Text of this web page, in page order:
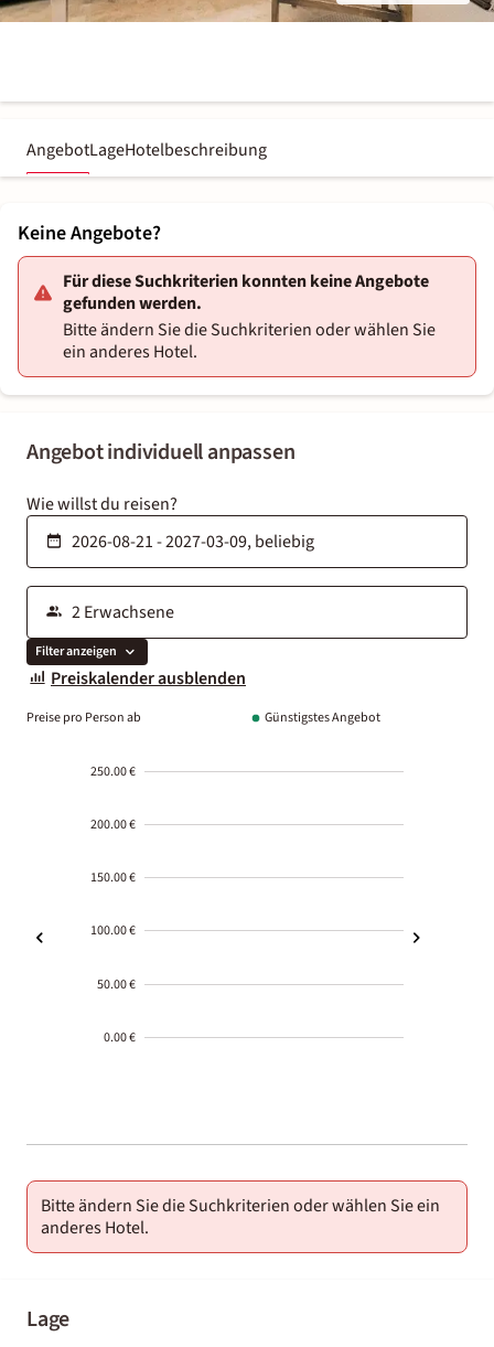
AngebotLageHotelbeschreibung
Angebot individuell anpassen
Wie willst du reisen?
Filter anzeigen
Preiskalender ausblenden
Preise pro Person ab Günstigstes Angebot
250.00 €
200.00 €
150.00 €
100.00 €
50.00 €
0.00 €
01-02
Bitte ändern Sie die Suchkriterien oder wählen Sie ein
anderes Hotel.
Lage
Keine Angebote?
Für diese Suchkriterien konnten keine Angebote
gefunden werden.
Bitte ändern Sie die Suchkriterien oder wählen Sie
ein anderes Hotel.